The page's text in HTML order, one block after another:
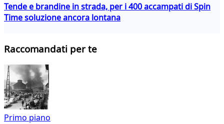
Tende e brandine in strada, per i 400 accampati di Spin
Time soluzione ancora lontana
Raccomandati per te
Primo piano